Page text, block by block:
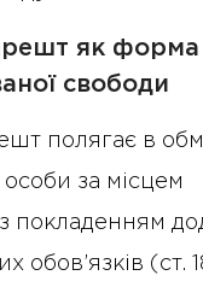
як форма
свободи
полягає в
за місцем
покладенням
обов’язків (ст.